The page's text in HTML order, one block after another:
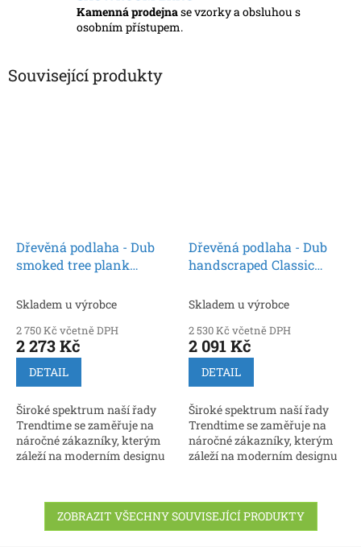
Kamenná prodejnase vzorky a obsluhou s
osobním přístupem.
Související produkty
Dřevěná podlaha - Dub
smoked tree plank
(Parador) - třívrstvá
Skladem u výrobce
2 750 Kč včetně DPH
2 273 Kč
DETAIL
Široké spektrum naší řady
Trendtime se zaměřuje na
náročné zákazníky, kterým
záleží na moderním designu
v sobě spojují...
Dřevěná podlaha - Dub
handscraped Classic
třívrstvá
Skladem u výrobce
2 530 Kč včetně DPH
2 091 Kč
DETAIL
Široké spektrum naší řady
Trendtime se zaměřuje na
náročné zákazníky, kterým
záleží na moderním designu
v sobě spojují...
ZOBRAZIT VŠECHNY SOUVISEJÍCÍ PRODUKTY